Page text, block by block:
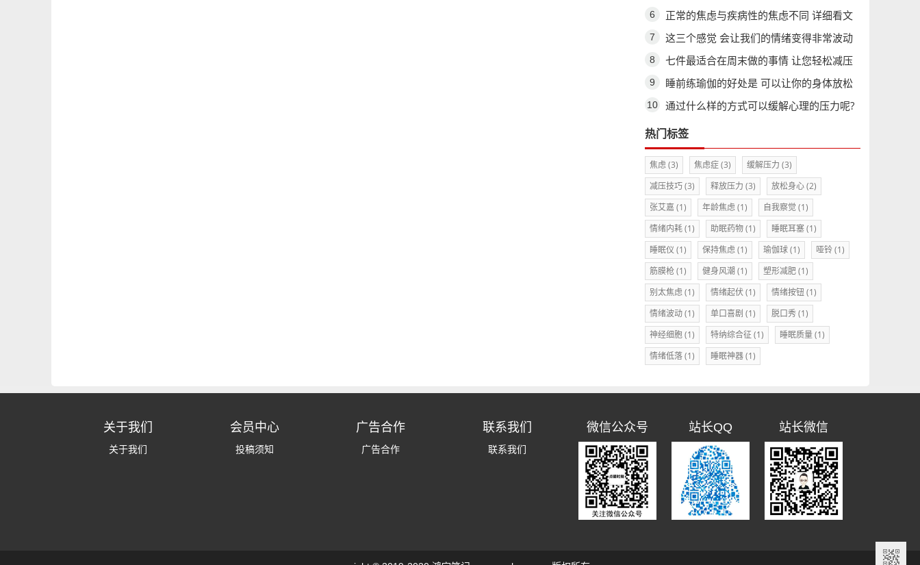
的
正常的焦虑与疾病性的焦虑不同 详细看文
章
这三个感觉 会让我们的情绪变得非常波动
七件最适合在周末做的事情 让您轻松减压
睡前练瑜伽的好处是 可以让你的身体放松
下来
通过什么样的方式可以缓解心理的压力呢?
热门标签
焦虑(3) 焦虑症(3) 缓解压力 (3)
减压技巧(3) 释放压力 (3) 放松身心(2)
张艾嘉 (1) 年龄焦虑(1) 自我察觉(1)
情绪内耗(1) 助眠药物(1) 睡眠耳塞(1)
睡眠仪 (1) 保持焦虑(1) 瑜伽球(1) 哑铃(1)
筋膜枪(1) 健身风潮 (1) 塑形减肥(1)
别太焦虑(1) 情绪起伏(1) 情绪按钮 (1)
情绪波动(1) 单口喜剧 (1) 脱口秀 (1)
神经细胞(1) 特纳综合征 (1) 睡眠质量(1)
情绪低落(1) 睡眠神器(1)
关于我们
关于我们
会员中心
投稿须知
广告合作
广告合作
联系我们
联系我们
微信公众号 站长QQ 站长微信